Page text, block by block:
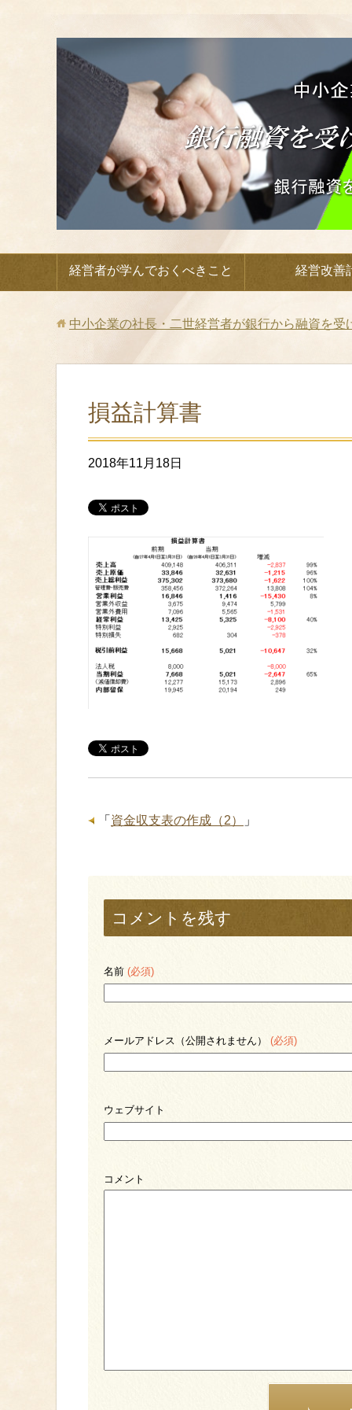
経営者が学んでおくべきこと 経営改善
中小企業の社長・二世経営者が銀行から融資を受
損益計算書
2018年11月18日
「 資金収支表の作成（2） 」
コメントを残す
名前 (必須)
メールアドレス（公開されません） (必須)
ウェブサイト
コメント